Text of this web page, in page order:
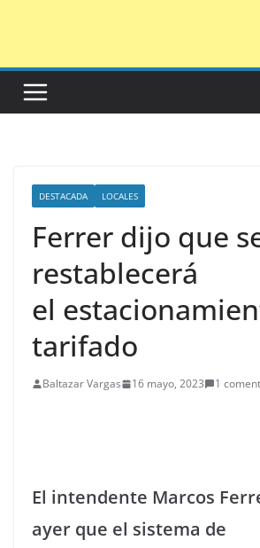
DESTACADA LOCALES
Ferrer dijo que
restablecerá
el
tarifado
Baltazar Vargas 16 mayo, 2023 1
El intendente Marcos
ayer que el sistema de